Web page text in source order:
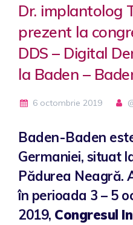
Dr. implantolog
prezent la
DDS – Digital
la Baden –
6 octombrie 2019
Baden-Baden
Germaniei, situat
Pădurea Neagră.
în perioada 3 – 5
2019, Congresul